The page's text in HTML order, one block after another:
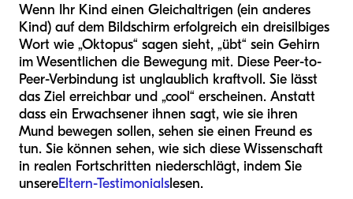
Wenn Ihr Kind einen Gleichaltrigen (ein anderes
Kind) auf dem Bildschirm erfolgreich ein dreisilbiges
Wort wie „Oktopus“ sagen sieht, „übt“ sein Gehirn
im Wesentlichen die Bewegung mit. Diese Peer-to-
Peer-Verbindung ist unglaublich kraftvoll. Sie lässt
das Ziel erreichbar und „cool“ erscheinen. Anstatt
dass ein Erwachsener ihnen sagt, wie sie ihren
Mund bewegen sollen, sehen sie einen Freund es
tun. Sie können sehen, wie sich diese Wissenschaft
in realen Fortschritten niederschlägt, indem Sie
unsereEltern-Testimonialslesen.